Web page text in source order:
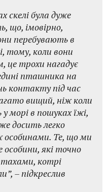
скелі була дуже
що, імовірно,
перебувають в
тому, коли вони
це трохи нагадує
пташника на
контакту під час
вищий, ніж коли
морі в пошуках їжі,
досить легко
особинами. Те, що ми
особини, які точно
котрі
– підкреслив